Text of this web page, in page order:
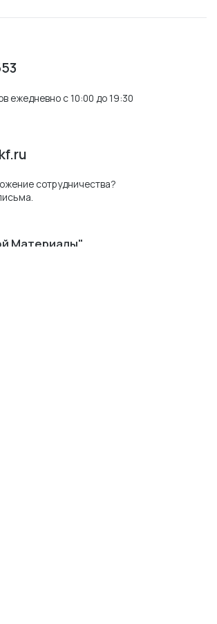
ежедневно с 10:00 до 19:30
сотрудничества?
Материалы"